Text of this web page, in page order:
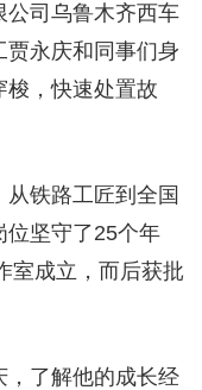
公司乌鲁木齐西车
永庆和同事们身
梭，快速处置故
铁路工匠到全国
位坚守了25个年
室成立，而后获批
，了解他的成长经